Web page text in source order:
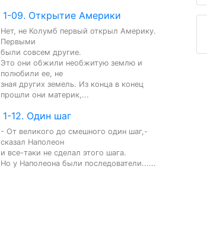
1-09. Открытие Америки
Нет, не Колумб первый открыл Америку.
Первыми
были совсем другие.
Это они обжили необжитую землю и
полюбили ее, не
зная других земель. Из конца в конец
прошли они материк,...
1-12. Один шаг
- От великого до смешного один шаг,-
сказал Наполеон
и все-таки не сделал этого шага.
Но у Наполеона были последователи......